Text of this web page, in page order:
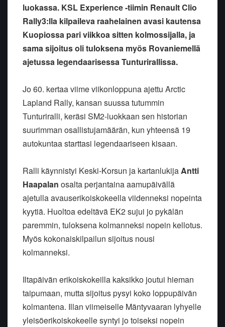
luokassa. KSL Experience -tiimin Renault Clio
Rally3:lla kilpaileva raahelainen avasi kautensa
Kuopiossa pari viikkoa sitten kolmossijalla, ja
sama sijoitus oli tuloksena myös Rovaniemellä
ajetussa legendaarisessa Tunturirallissa.
Jo 60. kertaa viime viikonloppuna ajettu Arctic
Lapland Rally, kansan suussa tutummin
Tunturiralli, keräsi SM2-luokkaan sen historian
suurimman osallistujamäärän, kun yhteensä 19
autokuntaa starttasi legendaariseen kisaan.
Ralli käynnistyi Keski-Korsun ja kartanlukijaAntti
Haapalan osalta perjantaina aamupäivällä
ajetulla avauserikoiskokeella viidenneksi nopeinta
kyytiä. Huoltoa edeltävä EK2 sujui jo pykälän
paremmin, tuloksena kolmanneksi nopein kellotus.
Myös kokonaiskilpailun sijoitus nousi
kolmanneksi.
Iltapäivän erikoiskokeilla kaksikko joutui hieman
taipumaan, mutta sijoitus pysyi koko loppupäivän
kolmantena. Illan viimeiselle Mäntyvaaran lyhyelle
yleisöerikoiskokeelle syntyi jo toiseksi nopein